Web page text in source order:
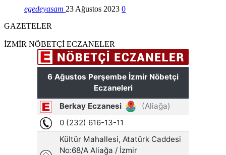
egedeyasam 23 Ağustos 2023 0
GAZETELER
İZMİR NÖBETÇİ ECZANELER